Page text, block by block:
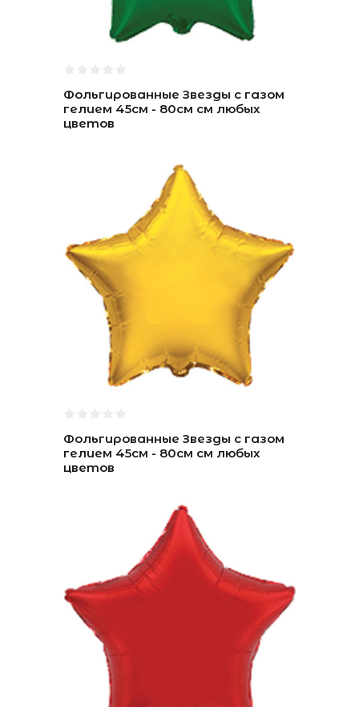
Фольгированные Звезды с газом
гелием 45см - 80см см любых
цветов
Фольгированные Звезды с газом
гелием 45см - 80см см любых
цветов